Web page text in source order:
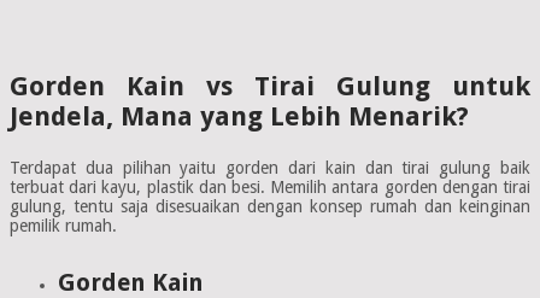
Gorden Kain vs Tirai Gulung untuk
Jendela, Mana yang Lebih Menarik?
Terdapat dua pilihan yaitu gorden dari kain dan tirai gulung baik
terbuat dari kayu, plastik dan besi. Memilih antara gorden dengan tirai
gulung, tentu saja disesuaikan dengan konsep rumah dan keinginan
pemilik rumah.
Gorden Kain